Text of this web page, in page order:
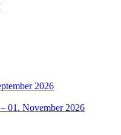
2026
01. November 2026